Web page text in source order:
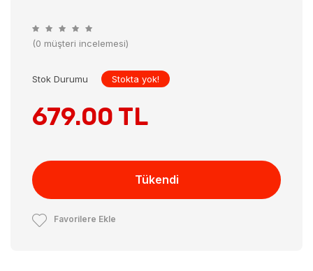
(0 müşteri incelemesi)
Stok Durumu Stokta yok!
679.00 TL
Tükendi
Favorilere Ekle